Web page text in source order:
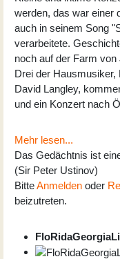
werden, das war einer
auch in seinem Song
verarbeitete.
noch auf der Farm
Drei der
David Langley,
und ein Konzert nach
Mehr lesen...
Das Gedächtnis ist
(Sir Peter Ustinov)
BitteAnmelden oder
beizutreten.